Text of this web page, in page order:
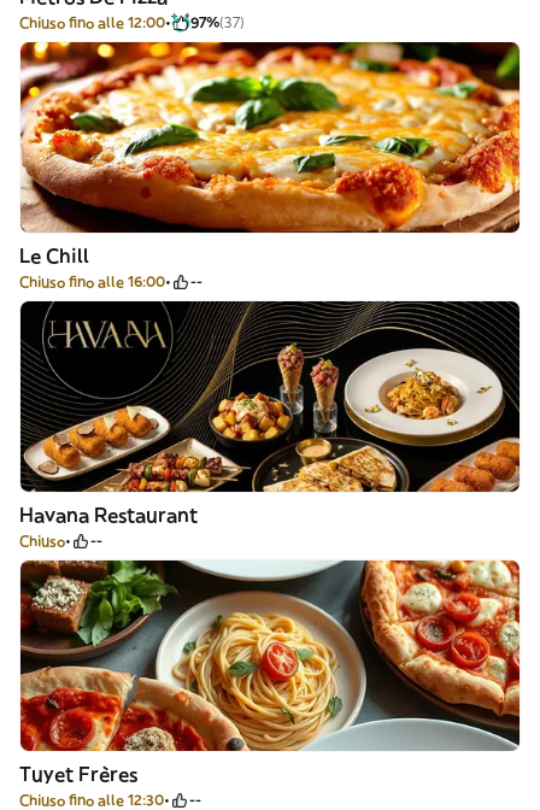
Chiuso fino alle 12:00 97%(37)
Le Chill
Chiuso fino alle 16:00 --
Havana Restaurant
Chiuso --
Tuyet Frères
Chiuso fino alle 12:30 --